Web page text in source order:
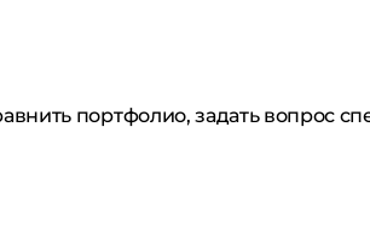
портфолио, задать вопрос